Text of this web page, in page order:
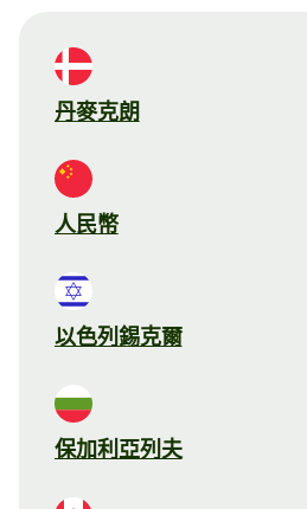
丹麥克朗
人民幣
以色列錫克爾
保加利亞列夫